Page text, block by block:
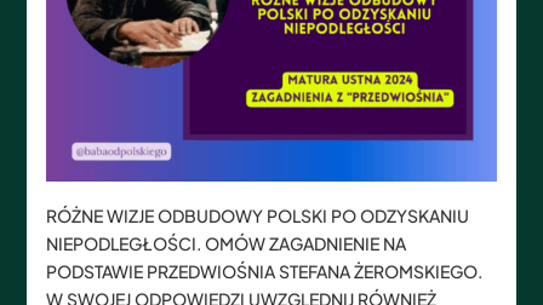
RÓŻNE WIZJE ODBUDOWY POLSKI PO ODZYSKANIU
NIEPODLEGŁOŚCI. OMÓW ZAGADNIENIE NA
PODSTAWIE PRZEDWIOŚNIA STEFANA ŻEROMSKIEGO.
W SWOJEJ ODPOWIEDZI UWZGLĘDNIJ RÓWNIEŻ